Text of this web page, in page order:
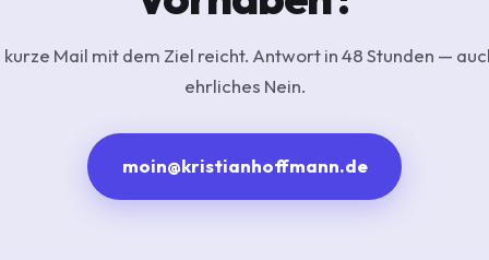
kurze Mail mit dem Ziel reicht. Antwort in 48 Stunden —
ehrliches Nein.
moin@kristianhoffmann.de